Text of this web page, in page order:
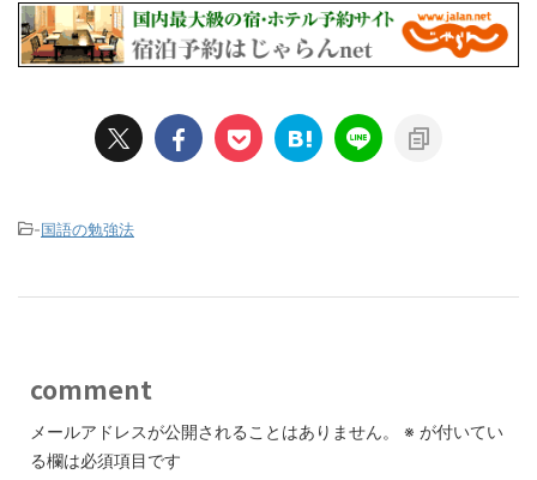
-国語の勉強法
comment
メールアドレスが公開されることはありません。 ※ が付いてい
る欄は必須項目です